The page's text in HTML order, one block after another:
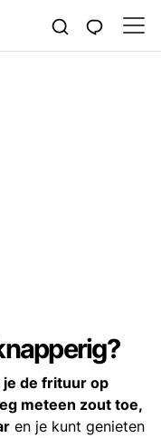
je de frituur op
meteen zout toe,
en je kunt genieten